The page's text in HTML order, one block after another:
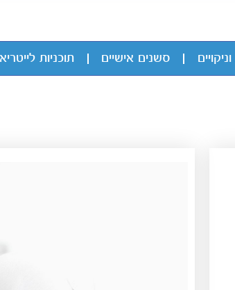
סשנים אישיים תוכניות